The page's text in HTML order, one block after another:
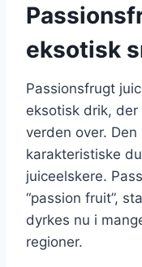
eksotisk
Passionsfrugt
eksotisk drik,
verden over.
karakteristiske
juiceelskere.
“passion fruit”,
dyrkes nu i
regioner.